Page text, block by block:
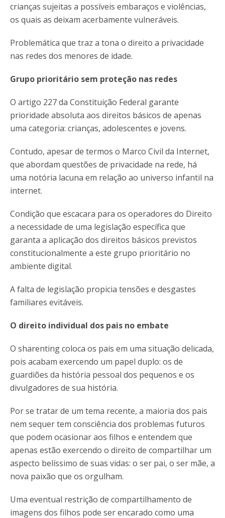
crianças sujeitas a possíveis embaraços e violências,
os quais as deixam acerbamente vulneráveis.
Problemática que traz a tona o direito a privacidade
nas redes dos menores de idade.
Grupo prioritário sem proteção nas redes
O artigo 227 da Constituição Federal garante
prioridade absoluta aos direitos básicos de apenas
uma categoria: crianças, adolescentes e jovens.
Contudo, apesar de termos o Marco Civil da Internet,
que abordam questões de privacidade na rede, há
uma notória lacuna em relação ao universo infantil na
internet.
Condição que escacara para os operadores do Direito
a necessidade de uma legislação específica que
garanta a aplicação dos direitos básicos previstos
constitucionalmente a este grupo prioritário no
ambiente digital.
A falta de legislação propicia tensões e desgastes
familiares evitáveis.
O direito individual dos pais no embate
O sharenting coloca os pais em uma situação delicada,
pois acabam exercendo um papel duplo: os de
guardiões da história pessoal dos pequenos e os
divulgadores de sua história.
Por se tratar de um tema recente, a maioria dos pais
nem sequer tem consciência dos problemas futuros
que podem ocasionar aos filhos e entendem que
apenas estão exercendo o direito de compartilhar um
aspecto belíssimo de suas vidas: o ser pai, o ser mãe, a
nova paixão que os orgulham.
Uma eventual restrição de compartilhamento de
imagens dos filhos pode ser encarado como uma